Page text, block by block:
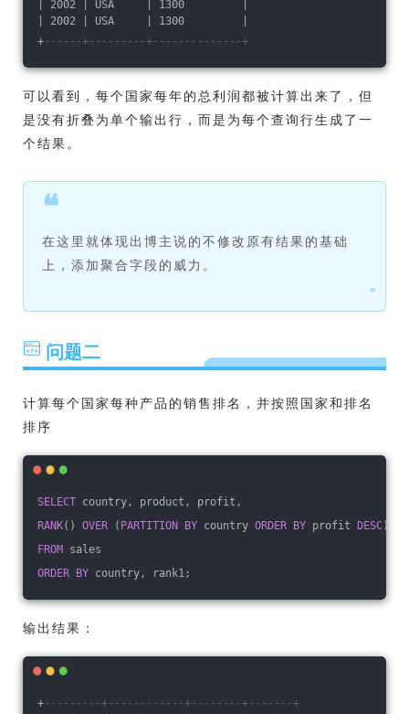
| 2002 | USA     | 1300         |
| 2002 | USA     | 1300         |
+------+---------+--------------+
可以看到，每个国家每年的总利润都被计算出来了，但
是没有折叠为单个输出行，而是为每个查询行生成了一
个结果。
❝
在这里就体现出博主说的不修改原有结果的基础
上，添加聚合字段的威力。
❞
问题二
计算每个国家每种产品的销售排名，并按照国家和排名
排序
SELECT country, product, profit,
RANK() OVER ( PARTITION BY country ORDER BY profit DESC)
FROM sales
ORDER
BY country, rank1;
输出结果：
+---------+------------+--------+-------+